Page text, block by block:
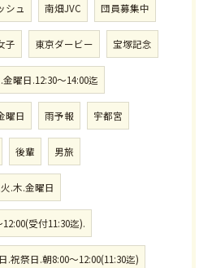
シュ 南畑JVC 団員募集中
子 東京ダービー 宝塚記念
金曜日.12:30〜14:00迄
曜日 雨予報 宇都宮
後輩 男旅
.木.金曜日
12:00(受付11:30迄).
.祝祭日.朝8:00〜12:00(11:30迄)